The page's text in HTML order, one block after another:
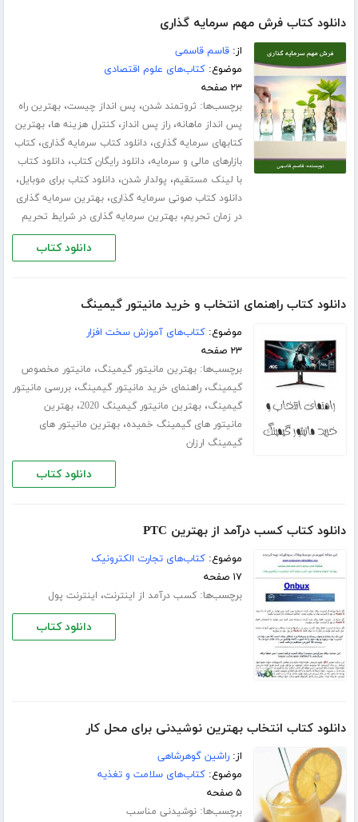
دانلود کتاب فرش مهم سرمایه گذاری
از:قاسم قاسمی
موضوع:کتاب‌های علوم اقتصادی
۲۳ صفحه
برچسب‌ها: ثروتمند شدن، پس انداز چیست،بهترین راه
پس انداز ماهانه،راز پس انداز،کنترل هزینه ها،بهترین
کتابهای سرمایه گذاری،دانلود کتاب سرمایه گذاری،کتاب
بازارهای مالی و سرمایه،دانلود رایگان کتاب،دانلود کتاب
با لینک مستقیم، پولدار شدن،دانلود کتاب برای موبایل،
دانلود کتاب صوتی سرمایه گذاری،بهترین سرمایه گذاری
در زمان تحریم،بهترین سرمایه گذاری در شرایط تحریم
دانلود کتاب
دانلود کتاب راهنمای انتخاب و خرید مانیتور گیمینگ
موضوع:کتاب‌های آموزش سخت افزار
۲۳ صفحه
برچسب‌ها:بهترین مانیتور گیمینگ، مانیتور مخصوص
گیمینگ،راهنمای خرید مانیتور گیمینگ،بررسی مانیتور
گیمینگ،بهترین مانیتور گیمینگ 2020 ،بهترین
مانیتور های گیمینگ خمیده،بهترین مانیتور های
گیمینگ ارزان
دانلود کتاب
دانلود کتاب کسب درآمد از بهترین PTC
موضوع:کتاب‌های تجارت الکترونیک
۱۷ صفحه
برچسب‌ها:کسب درآمد از اینترنت، اینترنت پول
دانلود کتاب
دانلود کتاب انتخاب بهترین نوشیدنی برای محل کار
از:راشین گوهرشاهی
موضوع:کتاب‌های سلامت و تغذیه
۵ صفحه
برچسب‌ها:نوشیدنی مناسب